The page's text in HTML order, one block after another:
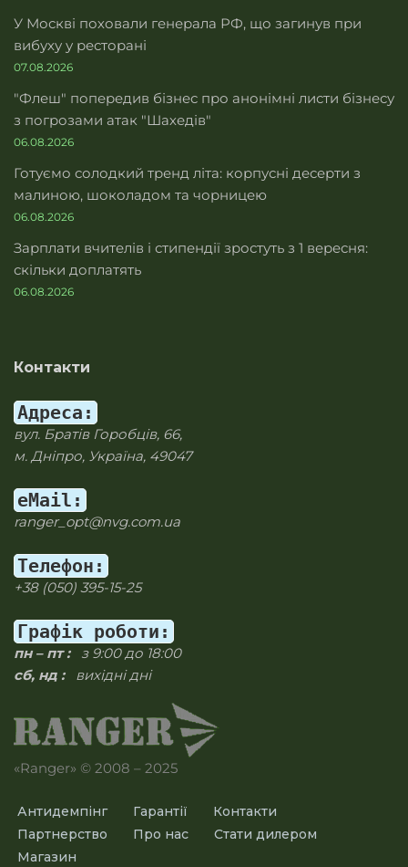
У Москві поховали генерала РФ, що загинув при
вибуху у ресторані
07.08.2026
"Флеш" попередив бізнес про анонімні листи бізнесу
з погрозами атак "Шахедів"
06.08.2026
Готуємо солодкий тренд літа: корпусні десерти з
малиною, шоколадом та чорницею
06.08.2026
Зарплати вчителів і стипендії зростуть з 1 вересня:
скільки доплатять
06.08.2026
Контакти
Адреса:
вул. Братів Горобців, 66,
м. Дніпро, Україна, 49047
eMail:
ranger_opt@nvg.com.ua
Телефон:
+38 (050) 395-15-25
Графік роботи:
пн – пт :з 9:00 до 18:00
сб, нд :вихідні дні
«Ranger» © 2008 – 2025
Антидемпінг Гарантії
Контакти
Партнерство
Про нас
Стати дилером
Магазин